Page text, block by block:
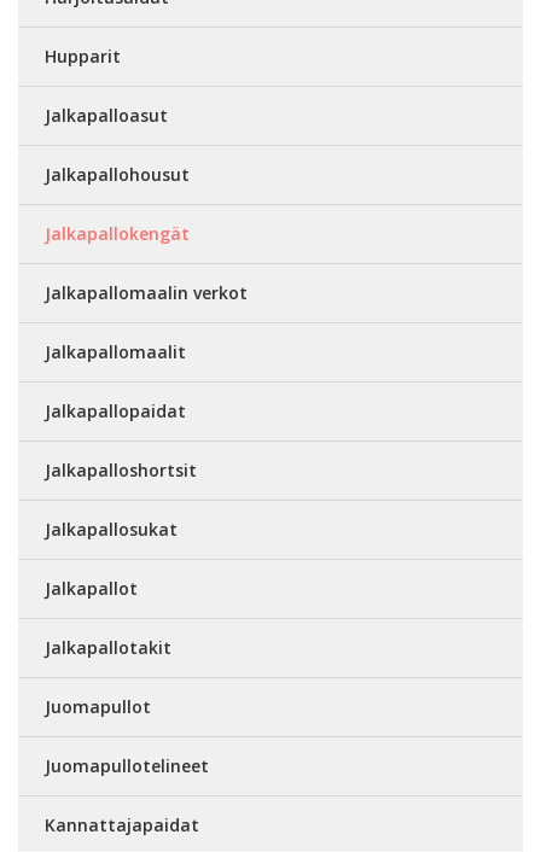
Hupparit
Jalkapalloasut
Jalkapallohousut
Jalkapallokengät
Jalkapallomaalin verkot
Jalkapallomaalit
Jalkapallopaidat
Jalkapalloshortsit
Jalkapallosukat
Jalkapallot
Jalkapallotakit
Juomapullot
Juomapullotelineet
Kannattajapaidat